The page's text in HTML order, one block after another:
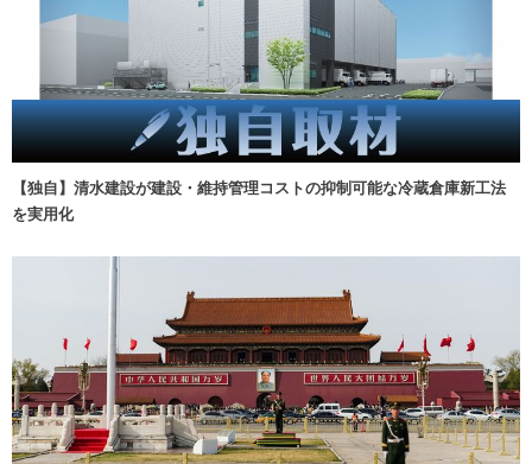
【独自】清水建設が建設・維持管理コストの抑制可能な冷蔵倉庫新工法
を実用化